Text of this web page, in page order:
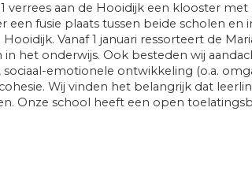
verrees aan de Hooidijk een klooster
een fusie plaats tussen beide scholen
Vanaf 1 januari ressorteert de
het onderwijs. Ook besteden wij
emotionele ontwikkeling (o.a.
Wij vinden het belangrijk dat
Onze school heeft een open